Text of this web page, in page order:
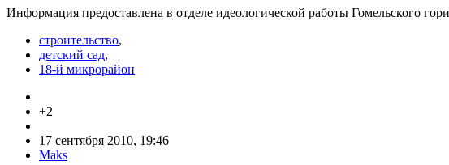
Информация предоставлена в отделе идеологической работы Гомельского
строительство,
детский сад,
18-й микрорайон
+2
17 сентября 2010, 19:46
Maks